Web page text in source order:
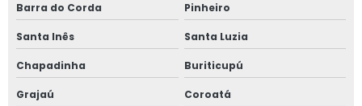
Barra do Corda Pinheiro
Santa Inês Santa Luzia
Chapadinha Buriticupú
Grajaú Coroatá